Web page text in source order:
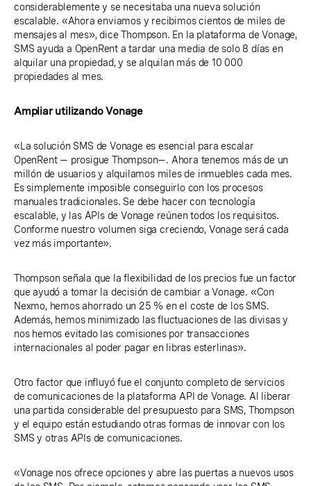
considerablemente y se necesitaba una nueva solución
escalable. «Ahora enviamos y recibimos cientos de miles de
mensajes al mes», dice Thompson. En la plataforma de Vonage,
SMS ayuda a OpenRent a tardar una media de solo 8 días en
alquilar una propiedad, y se alquilan más de 10 000
propiedades al mes.
Ampliar utilizando Vonage
«La solución SMS de Vonage es esencial para escalar
OpenRent — prosigue Thompson—. Ahora tenemos más de un
millón de usuarios y alquilamos miles de inmuebles cada mes.
Es simplemente imposible conseguirlo con los procesos
manuales tradicionales. Se debe hacer con tecnología
escalable, y las APIs de Vonage reúnen todos los requisitos.
Conforme nuestro volumen siga creciendo, Vonage será cada
vez más importante».
Thompson señala que la flexibilidad de los precios fue un factor
que ayudó a tomar la decisión de cambiar a Vonage. «Con
Nexmo, hemos ahorrado un 25 % en el coste de los SMS.
Además, hemos minimizado las fluctuaciones de las divisas y
nos hemos evitado las comisiones por transacciones
internacionales al poder pagar en libras esterlinas».
Otro factor que influyó fue el conjunto completo de servicios
de comunicaciones de la plataforma API de Vonage. Al liberar
una partida considerable del presupuesto para SMS, Thompson
y el equipo están estudiando otras formas de innovar con los
SMS y otras APIs de comunicaciones.
«Vonage nos ofrece opciones y abre las puertas a nuevos usos